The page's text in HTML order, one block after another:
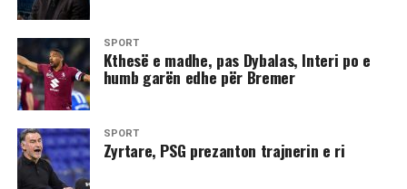
SPORT
​Kthesë e madhe, pas Dybalas, Interi po e
humb garën edhe për Bremer
SPORT
Zyrtare, PSG prezanton trajnerin e ri